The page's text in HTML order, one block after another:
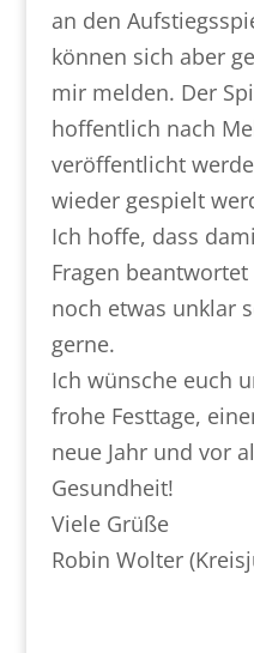
an den
können sich aber
mir melden. Der
hoffentlich nach
veröffentlicht
wieder gespielt
Ich hoffe, dass
Fragen
noch etwas unklar
gerne.
Ich wünsche euch
frohe Festtage,
neue Jahr und vor
Gesundheit!
Viele Grüße
Robin Wolter